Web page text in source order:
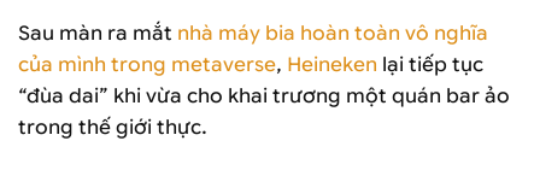
Sau màn ra mắt nhà máy bia hoàn toàn vô nghĩa
của mình trong metaverse, Heineken lại tiếp tục
“đùa dai” khi vừa cho khai trương một quán bar ảo
trong thế giới thực.